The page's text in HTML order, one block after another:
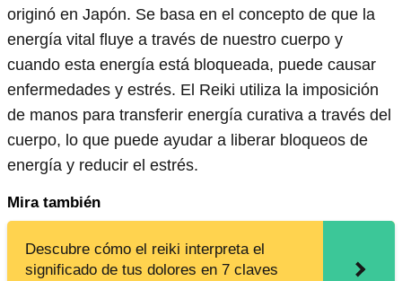
originó en Japón. Se basa en el concepto de que la
energía vital fluye a través de nuestro cuerpo y
cuando esta energía está bloqueada, puede causar
enfermedades y estrés. El Reiki utiliza la imposición
de manos para transferir energía curativa a través del
cuerpo, lo que puede ayudar a liberar bloqueos de
energía y reducir el estrés.
Mira también
Descubre cómo el reiki interpreta el
significado de tus dolores en 7 claves